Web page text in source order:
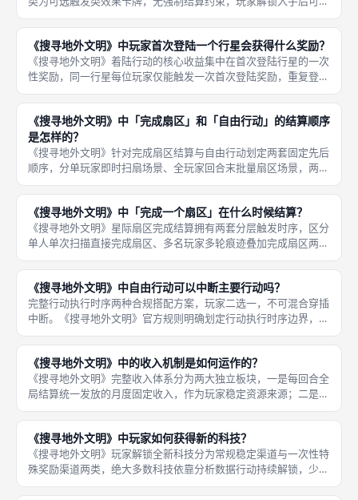
任意自由行动阶段自主选择是否启用，核心作用是打破探测器移动
的常规资源限制，大幅提升玩家调整太阳系轨道布局的灵活度，适
配扫描、
《搜寻地外文明》中玩家首次登陆一个行星会获得什么奖励？
《搜寻地外文明》着陆行动的核心收益集中在首次登陆行星的一次
性奖励，同一行星每位玩家仅能触发一次首次登陆奖励，重复登陆
不会重复领取，奖励由行星类型、板块属性决定，分为固定通用奖
励与差异化专属加成两部分，同时绑定专属里程碑计分，是前期快
速拉开资
《搜寻地外文明》中「完成扇区」和「自由行动」的结算顺序
是怎样的？
《搜寻地外文明》针对完成扇区结算与自由行动划定两套固定先后
顺序，分单玩家即时扫扇场景、全玩家回合末批量扇区场景，两套
场景下结算先后逻辑完全不同，官方规则时序不可调换，熟练区分
两套顺序是成都桌游玩家精准结算、规避分值遗漏的必备基础。场
景一：自
《搜寻地外文明》中「完成一个扇区」在什么时候结算？
《搜寻地外文明》星际扇区完成结算拥有两套分层触发时序，区分
单人单次扫描直接完成扇区、多名玩家多轮痕迹叠加完成扇区两种
场景，结算时间节点官方标准清晰，即时结算优先于自由行动，全
局回合末结算优先级最低，是成都桌游对局中极易产生规则分歧的
细节判定
《搜寻地外文明》中自由行动可以中断主要行动吗？
完整行动执行时序两种合规搭配方案，玩家二选一，不可混合穿插
中断。《搜寻地外文明》官方规则明确划定行动执行时序边界，自
由行动不具备中断、打断正在执行的主要行动的权限，玩家必须完
整走完单次主要行动全部消耗、版图变更、奖励结算流程，操作完
全收尾之
《搜寻地外文明》中的收入机制是如何运作的？
《搜寻地外文明》完整收入体系分为两大独立板块，一是每回合全
局结算统一发放的月度固定收入，作为玩家稳定资源来源；二是扫
描、着陆、分析数据、里程碑触发带来的一次性临时资源奖励，作
为短期补给补充，两类收入叠加决定玩家每轮可支配资源总量，资
源规划与
《搜寻地外文明》中玩家如何获得新的科技？
《搜寻地外文明》玩家解锁全新科技分为常规稳定渠道与一次性特
殊奖励渠道两类，绝大多数科技依靠分析数据行动持续解锁，少量
行星着陆的专属一次性奖励可直接免费获取科技，所有解锁的科技